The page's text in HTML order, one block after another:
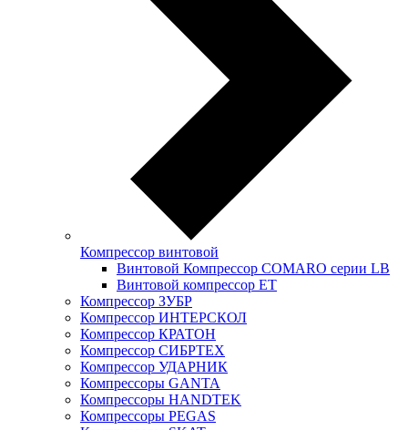
Компрессор винтовой
Винтовой Компрессор COMARO серии LB
Винтовой компрессор ET
Компрессор ЗУБР
Компрессор ИНТЕРСКОЛ
Компрессор КРАТОН
Компрессор СИБРТЕХ
Компрессор УДАРНИК
Компрессоры GANTA
Компрессоры HANDTEK
Компрессоры PEGAS